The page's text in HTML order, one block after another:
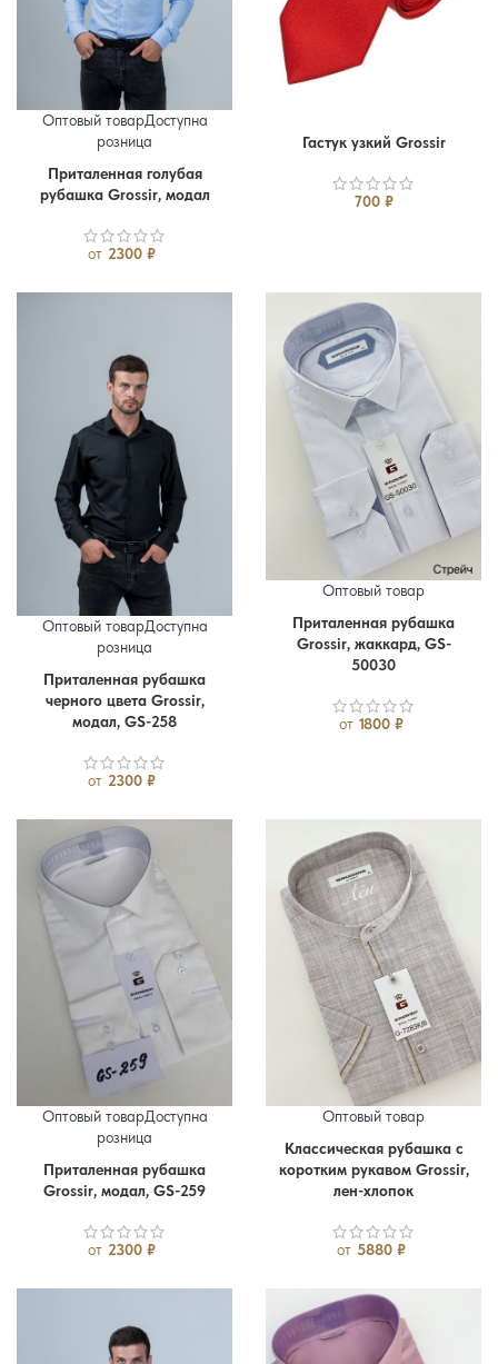
Оптовый товарДоступна
розница
464850525456
Приталенная голубая
рубашка Grossir, модал
от 2300 ₽
Гастук узкий Grossir
700 ₽
Оптовый товарДоступна
розница
464850525456
Упаковка
Приталенная рубашка
черного цвета Grossir,
модал, GS-258
от 2300 ₽
Оптовый товар
464850525456
Приталенная рубашка
Grossir, жаккард, GS-
50030
от 1800 ₽
Оптовый товарДоступна
розница
464850525456
Приталенная рубашка
Grossir, модал, GS-259
от 2300 ₽
Оптовый товар
Классическая рубашка с
коротким рукавом Grossir,
лен-хлопок
от 5880 ₽